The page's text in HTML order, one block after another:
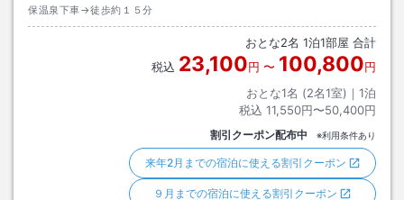
保温泉下車→徒歩約１５分
おとな2名 1泊1部屋 合計
税込 23,100円 〜 100,800円
おとな1名 (2名1室)｜ 1泊
税込 11,550円〜50,400円
割引クーポン配布中 ※利用条件あり
来年2月までの宿泊に使える割引クーポン
９月までの宿泊に使える割引クーポン